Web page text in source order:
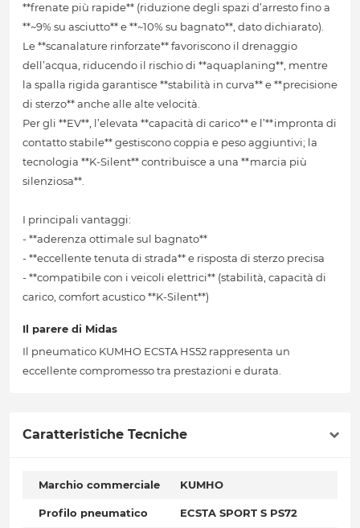
**frenate più rapide** (riduzione degli spazi d’arresto fino a
**~9% su asciutto** e **~10% su bagnato**, dato dichiarato).
Le **scanalature rinforzate** favoriscono il drenaggio
dell’acqua, riducendo il rischio di **aquaplaning**, mentre
la spalla rigida garantisce **stabilità in curva** e **precisione
di sterzo** anche alle alte velocità.
Per gli **EV**, l’elevata **capacità di carico** e l’**impronta di
contatto stabile** gestiscono coppia e peso aggiuntivi; la
tecnologia **K-Silent** contribuisce a una **marcia più
silenziosa**.
I principali vantaggi:
- **aderenza ottimale sul bagnato**
- **eccellente tenuta di strada** e risposta di sterzo precisa
- **compatibile con i veicoli elettrici** (stabilità, capacità di
carico, comfort acustico **K-Silent**)
Il parere di Midas
Il pneumatico KUMHO ECSTA HS52 rappresenta un
eccellente compromesso tra prestazioni e durata.
Caratteristiche Tecniche
Marchio commerciale KUMHO
Profilo pneumatico ECSTA SPORT S PS72